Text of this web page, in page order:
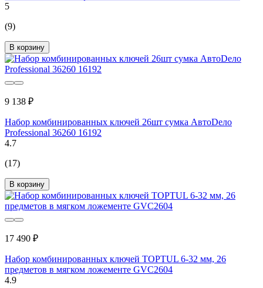
5
(9)
В корзину
9 138 ₽
Набор комбинированных ключей 26шт сумка АвтоDело
Professional 36260 16192
4.7
(17)
В корзину
17 490 ₽
Набор комбинированных ключей TOPTUL 6-32 мм, 26
предметов в мягком ложементе GVC2604
4.9